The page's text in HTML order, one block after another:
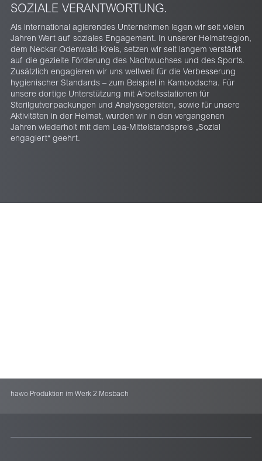
SOZIALE VERANTWORTUNG.
Als international agierendes Unternehmen legen wir seit vielen
Jahren Wert auf soziales Engagement. In unserer Heimatregion,
dem Neckar-Odenwald-Kreis, setzen wir seit langem verstärkt
auf die gezielte Förderung des Nachwuchses und des Sports.
Zusätzlich engagieren wir uns weltweit für die Verbesserung
hygienischer Standards – zum Beispiel in Kambodscha. Für
unsere dortige Unterstützung mit Arbeitsstationen für
Sterilgutverpackungen und Analysegeräten, sowie für unsere
Aktivitäten in der Heimat, wurden wir in den vergangenen
Jahren wiederholt mit dem Lea-Mittelstandspreis „Sozial
engagiert“ geehrt.
hawo Produktion im Werk 2 Mosbach